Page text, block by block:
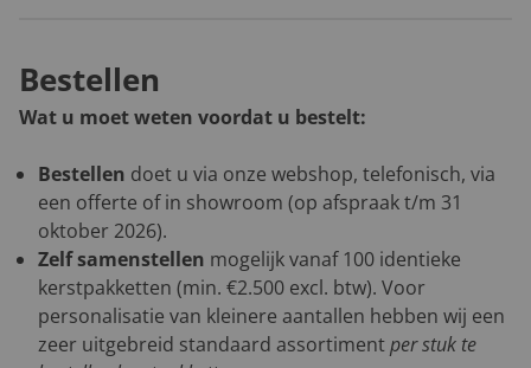
Bestellen
Wat u moet weten voordat u bestelt:
Bestellen doet u via onze webshop, telefonisch, via
een offerte of in showroom (op afspraak t/m 31
oktober 2026).
Zelf samenstellen mogelijk vanaf 100 identieke
kerstpakketten (min. €2.500 excl. btw). Voor
personalisatie van kleinere aantallen hebben wij een
zeer uitgebreid standaard assortimentper stuk te